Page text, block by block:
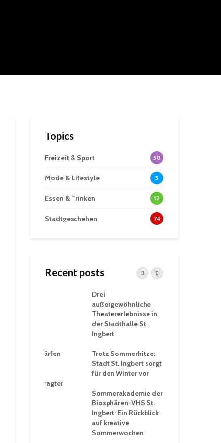
Topics
Freizeit & Sport 50
Mode & Lifestyle 3
Essen & Trinken 12
Stadtgeschehen 74
Recent posts
verschärfen
Drei
außergewöhnliche
Theatererlebnisse in
der Stadthalle St.
Ingbert
Trotz Sommerhitze:
Stadt St. Ingbert sorgt
für den Winter vor
Sommerakademie der
Biosphären-VHS St.
Ingbert: Ein Rückblick
auf kreative
Sommerwochen